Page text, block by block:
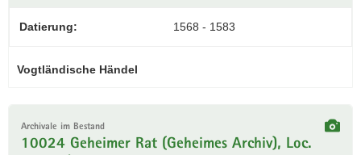
Datierung: 1568 - 1583
Vogtländische Händel
Archivale im Bestand
10024 Geheimer Rat (Geheimes Archiv), Loc.